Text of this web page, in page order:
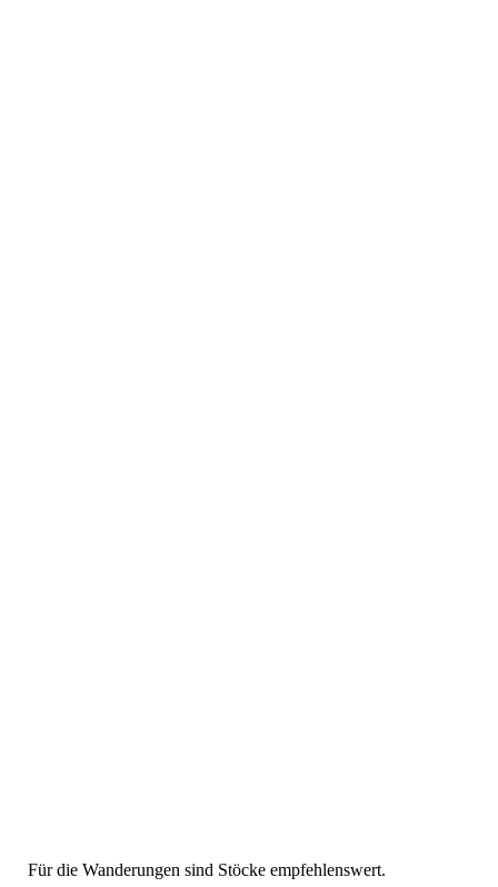
Für die Wanderungen sind Stöcke empfehlenswert.